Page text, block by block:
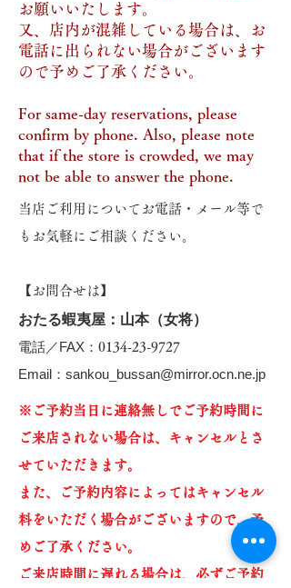
お願いいたします。
又、店内が混雑している場合は、お
電話に出られない場合がございます
ので​予めご了承ください。
For same-day reservations, please
confirm by phone. Also, please note
that if the store is crowded, we may
not be able to answer the phone.
当店ご利用について お電話・メール等で
もお気軽にご相談ください。
【お問合せは 】
おたる蝦夷屋 ：山本（女将）
電話／FAX： 0134-23-9727
Email： sankou_bussan@mirror.ocn.ne.jp
※ご予約当日に連絡無しでご予約時間に
ご来店されない場合は、キャンセルとさ
せていただきます。
また、ご予約内容によってはキャンセル
料をいただく場合がございますので、予
めご了承ください。
​ご来店時間に遅れる場合は、必ずご予約